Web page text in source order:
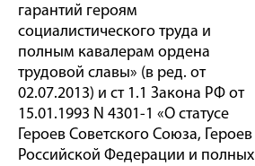
гарантий героям
социалистического труда и
полным кавалерам ордена
трудовой славы» (в ред. от
02.07.2013) и ст 1.1 Закона РФ от
15.01.1993 N 4301-1 «О статусе
Героев Советского Союза, Героев
Российской Федерации и полных